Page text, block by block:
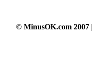
© MinusOK.com 2007 |